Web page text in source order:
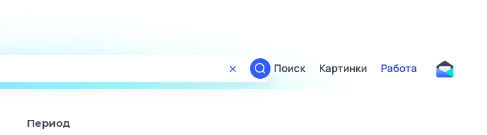
Поиск
ТВ-программа
Поиск Картинки Работа
Период